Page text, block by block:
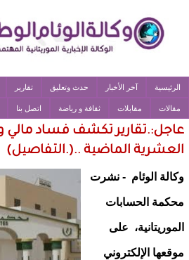
الرئيسية آخر الأخبار حدث وتعليق تقارير
مقالات مقابلات ثقافة و رياضة اتصل بنا
عاجل:.تقارير تكشف فساد مالي
العشرية الماضية ..(.التفاصيل)
وكالة الوئام - نشرت
محكمة الحسابات
الموريتانية، على
موقعها الإلكتروني